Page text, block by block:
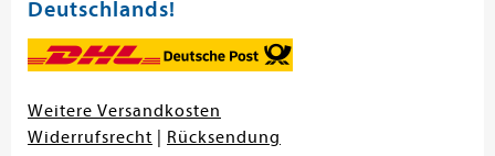
Deutschlands!
Weitere Versandkosten
Widerrufsrecht
Rücksendung